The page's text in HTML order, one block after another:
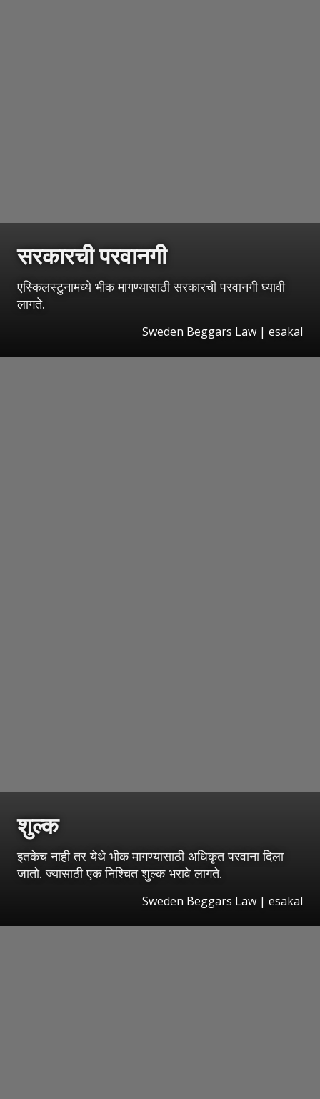
सरकारची परवानगी
एस्किलस्टुनामध्ये भीक मागण्यासाठी सरकारची परवानगी घ्यावी
लागते.
Sweden Beggars Law | esakal
शुल्क
इतकेच नाही तर येथे भीक मागण्यासाठी अधिकृत परवाना दिला
जातो. ज्यासाठी एक निश्चित शुल्क भरावे लागते.
Sweden Beggars Law | esakal